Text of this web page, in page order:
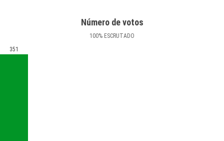
Número de votos
100% ESCRUTADO
351